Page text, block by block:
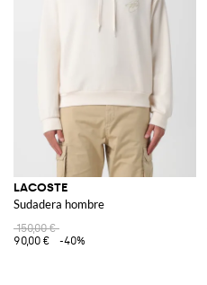
LACOSTE
Sudadera hombre
150,00 €
90,00 €
-40%